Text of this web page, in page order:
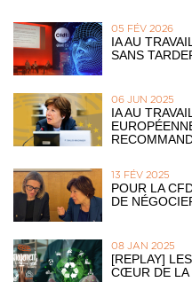
05 FÉV 2026
IA AU
SANS
06 JUN 2025
IA AU
13 FÉV 2025
POUR LA
DE
08 JAN 2025
[REPLAY]
CŒUR DE LA